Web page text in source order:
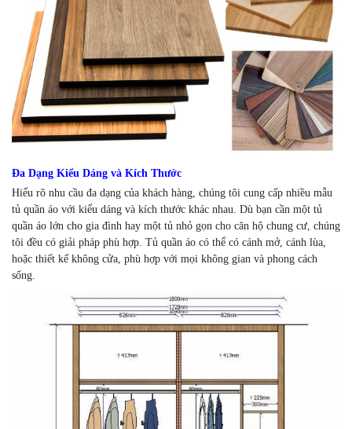
Đa Dạng Kiểu Dáng và Kích Thước
Hiểu rõ nhu cầu đa dạng của khách hàng, chúng tôi cung cấp nhiều mẫu
tủ quần áo với kiểu dáng và kích thước khác nhau. Dù bạn cần một tủ
quần áo lớn cho gia đình hay một tủ nhỏ gọn cho căn hộ chung cư, chúng
tôi đều có giải pháp phù hợp. Tủ quần áo có thể có cánh mở, cánh lùa,
hoặc thiết kế không cửa, phù hợp với mọi không gian và phong cách
sống.